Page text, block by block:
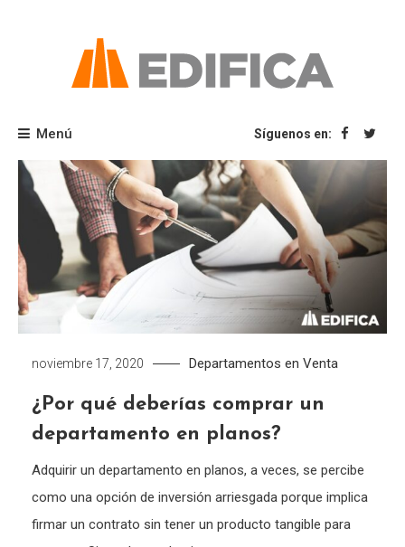
Blog Edifica
Menú Síguenos en:
noviembre 17, 2020 Departamentos en Venta
¿Por qué deberías comprar un
departamento en planos?
Adquirir un departamento en planos, a veces, se percibe
como una opción de inversión arriesgada porque implica
firmar un contrato sin tener un producto tangible para